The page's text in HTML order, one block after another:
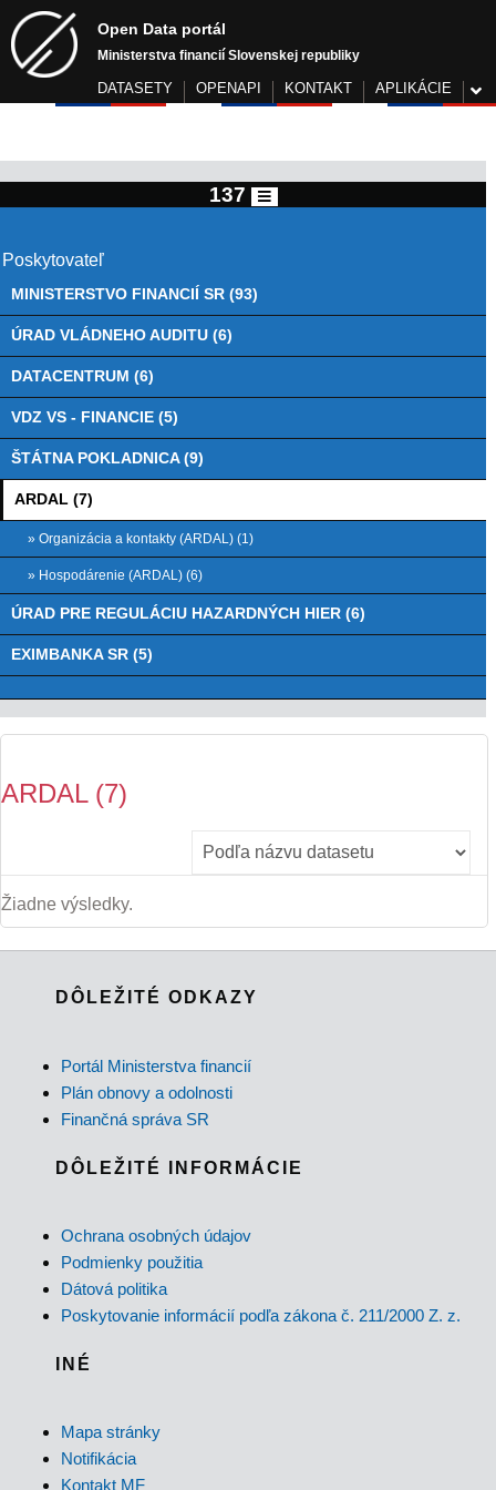
Open Data portál
Ministerstva financií Slovenskej republiky
DATASETY OPENAPI KONTAKT APLIKÁCIE
137
Poskytovateľ
MINISTERSTVO FINANCIÍ SR (93)
ÚRAD VLÁDNEHO AUDITU (6)
DATACENTRUM (6)
VDZ VS - FINANCIE (5)
ŠTÁTNA POKLADNICA (9)
ARDAL (7)
» Organizácia a kontakty (ARDAL) (1)
» Hospodárenie (ARDAL) (6)
ÚRAD PRE REGULÁCIU HAZARDNÝCH HIER (6)
EXIMBANKA SR (5)
ARDAL (7)
Žiadne výsledky.
DÔLEŽITÉ ODKAZY
Portál Ministerstva financií
Plán obnovy a odolnosti
Finančná správa SR
DÔLEŽITÉ INFORMÁCIE
Ochrana osobných údajov
Podmienky použitia
Dátová politika
Poskytovanie informácií podľa zákona č. 211/2000 Z. z.
INÉ
Mapa stránky
Notifikácia
Kontakt MF